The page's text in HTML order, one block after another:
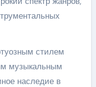
стилем
музыкальным
наследие в